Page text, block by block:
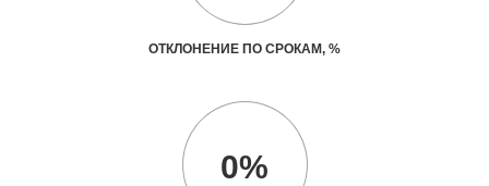
ОТКЛОНЕНИЕ ПО СРОКАМ, %
0%